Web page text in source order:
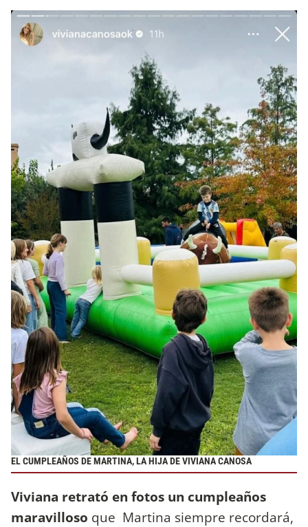
EL CUMPLEAÑOS DE MARTINA, LA HIJA DE VIVIANA CANOSA
Viviana retrató en fotos un cumpleaños
maravilloso que Martina siempre recordará,